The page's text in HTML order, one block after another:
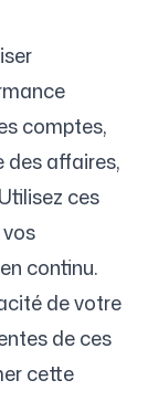
comptes,
des affaires,
ces
continu.
de votre
de ces
cette